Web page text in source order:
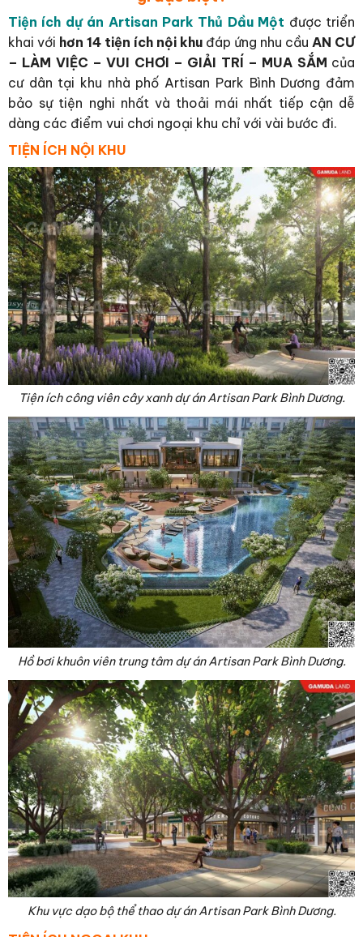
Tiện ích dự án Artisan Park Thủ Dầu Một được triển
khai với hơn 14 tiện ích nội khu đáp ứng nhu cầu AN CƯ
– LÀM VIỆC – VUI CHƠI – GIẢI TRÍ – MUA SẮM của
cư dân tại khu nhà phố Artisan Park Bình Dương đảm
bảo sự tiện nghi nhất và thoải mái nhất tiếp cận dễ
dàng các điểm vui chơi ngoại khu chỉ với vài bước đi.
TIỆN ÍCH NỘI KHU
Tiện ích công viên cây xanh dự án Artisan Park Bình Dương.
Hồ bơi khuôn viên trung tâm dự án Artisan Park Bình Dương.
Khu vực dạo bộ thể thao dự án Artisan Park Bình Dương.